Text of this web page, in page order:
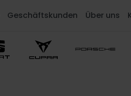
Geschäftskunden Über uns